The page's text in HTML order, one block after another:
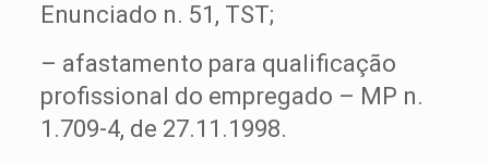
Enunciado n. 51, TST;
– afastamento para qualificação
profissional do empregado – MP n.
1.709-4, de 27.11.1998.